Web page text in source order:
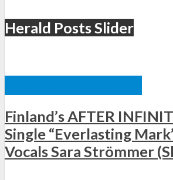
Herald Posts Slider
Finland’s AFTER
Single “Everlasting
Vocals Sara Strömmer